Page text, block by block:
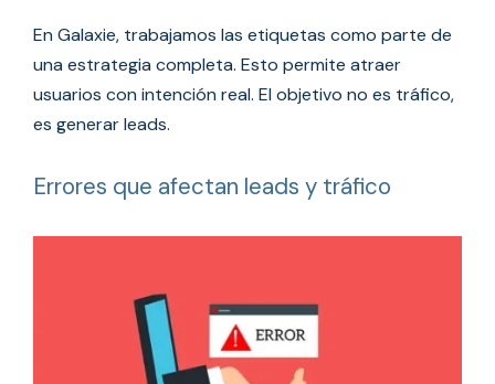
En Galaxie, trabajamos las etiquetas como parte de
una estrategia completa. Esto permite atraer
usuarios con intención real. El objetivo no es tráfico,
es generar leads.
Errores que afectan leads y tráfico